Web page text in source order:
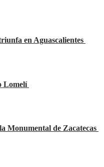
en Aguascalientes
Lomelí
Monumental de Zacatecas